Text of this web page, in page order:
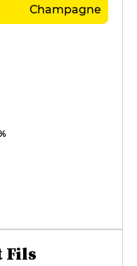
Champagne
Fils